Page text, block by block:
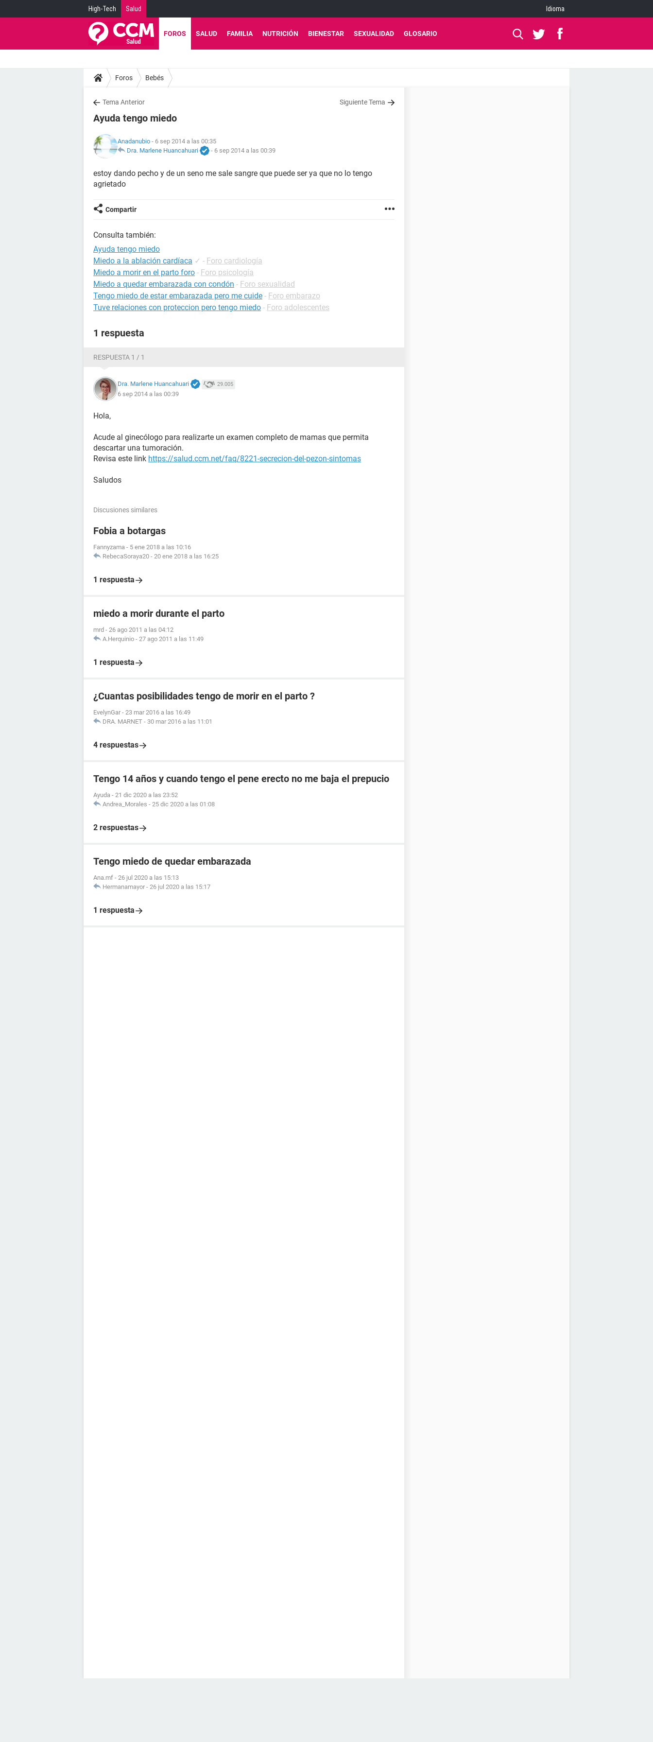
High-Tech Salud Idioma
FOROS SALUD FAMILIA NUTRICIÓN BIENESTAR SEXUALIDAD GLOSARIO
Foros Bebés
Tema Anterior Siguiente Tema
Ayuda tengo miedo
Anadanubio - 6 sep 2014 a las 00:35
Dra. Marlene Huancahuari
- 6 sep 2014 a las 00:39
estoy dando pecho y de un seno me sale sangre que puede ser ya que no lo tengo
agrietado
Compartir
Consulta también:
Ayuda tengo miedo
Miedo a la ablación cardíaca ✓ - Foro cardiología
Miedo a morir en el parto foro - Foro psicología
Miedo a quedar embarazada con condón - Foro sexualidad
Tengo miedo de estar embarazada pero me cuide - Foro embarazo
Tuve relaciones con proteccion pero tengo miedo - Foro adolescentes
1 respuesta
RESPUESTA 1 / 1
Dra. Marlene Huancahuari 29.005
6 sep 2014 a las 00:39
Hola,
Acude al ginecólogo para realizarte un examen completo de mamas que permita
descartar una tumoración.
Revisa este link https://salud.ccm.net/faq/8221-secrecion-del-pezon-sintomas
Saludos
Discusiones similares
Fobia a botargas
Fannyzama - 5 ene 2018 a las 10:16
RebecaSoraya20 - 20 ene 2018 a las 16:25
1 respuesta
miedo a morir durante el parto
mrd - 26 ago 2011 a las 04:12
A.Herquinio - 27 ago 2011 a las 11:49
1 respuesta
¿Cuantas posibilidades tengo de morir en el parto ?
EvelynGar - 23 mar 2016 a las 16:49
DRA. MARNET - 30 mar 2016 a las 11:01
4 respuestas
Tengo 14 años y cuando tengo el pene erecto no me baja el prepucio
Ayuda - 21 dic 2020 a las 23:52
Andrea_Morales - 25 dic 2020 a las 01:08
2 respuestas
Tengo miedo de quedar embarazada
Ana.mf - 26 jul 2020 a las 15:13
Hermanamayor - 26 jul 2020 a las 15:17
1 respuesta